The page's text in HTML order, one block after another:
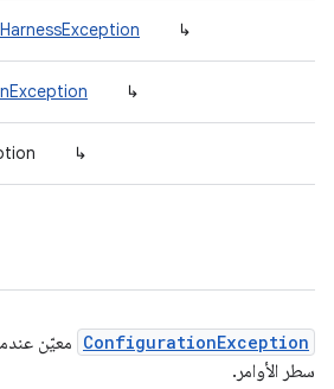
↳
↳
↳
ConfigurationException معيّن
سطر الأوامر.